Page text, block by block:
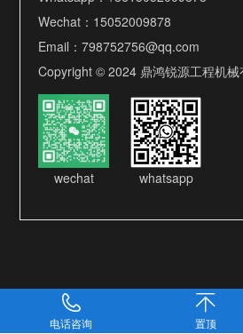
Wechat：15052009878
Email：798752756@qq.com
Copyright © 2024 鼎鸿锐源工程机械
wechat whatsapp
电话咨询 置顶